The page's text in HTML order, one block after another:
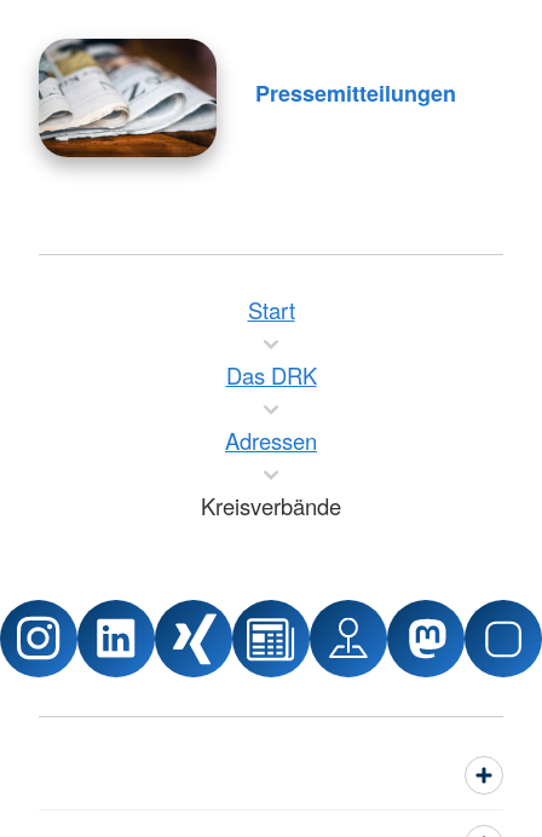
Pressemitteilungen
Start
Das DRK
Adressen
Kreisverbände